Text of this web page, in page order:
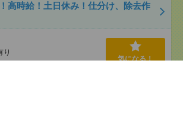
高時給！土日休み！仕分け、除去作
り
気になる！